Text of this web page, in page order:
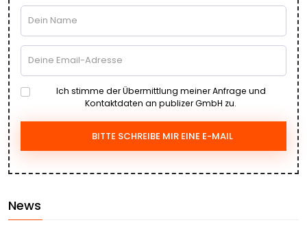
Ich stimme der Übermittlung meiner Anfrage und
Kontaktdaten an publizer GmbH zu.
BITTE SCHREIBE MIR EINE E-MAIL
News